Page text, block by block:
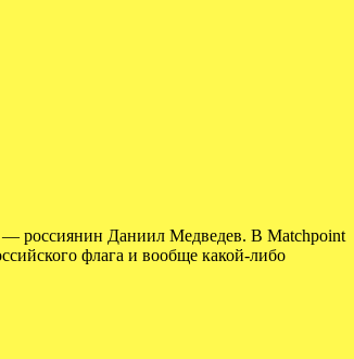
— россиянин Даниил Медведев. В Matchpoint
флага и вообще какой-либо